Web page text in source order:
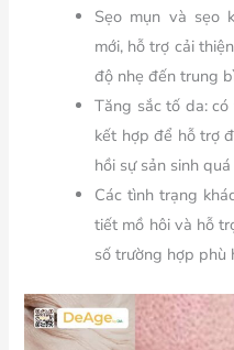
Sẹo mụn và sẹo
mới, hỗ trợ cải
độ nhẹ đến trung
Tăng sắc tố da:có
kết hợp để hỗ trợ
hồi sự sản sinh
Các tình trạng
tiết mồ hôi và hỗ
số trường hợp phù